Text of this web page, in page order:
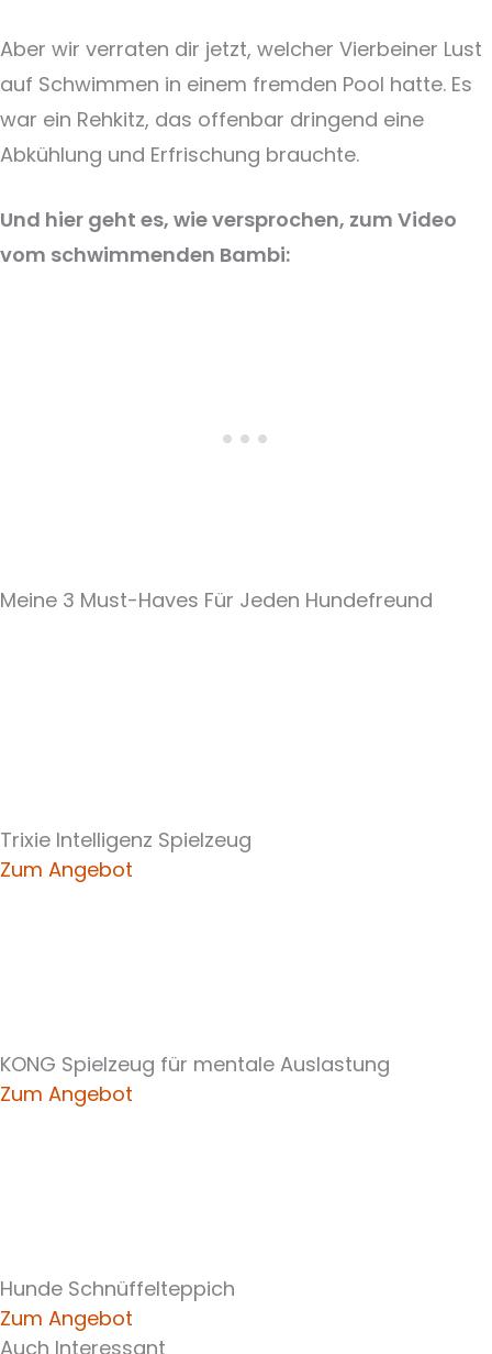
Aber wir verraten dir jetzt, welcher Vierbeiner Lust
auf Schwimmen in einem fremden Pool hatte. Es
war ein Rehkitz, das offenbar dringend eine
Abkühlung und Erfrischung brauchte.
Und hier geht es, wie versprochen, zum Video
vom schwimmenden Bambi:
Meine 3 Must-Haves Für Jeden Hundefreund​
Trixie Intelligenz Spielzeug
Zum Angebot
KONG Spielzeug für mentale Auslastung
Zum Angebot
Hunde Schnüffelteppich
Zum Angebot
Auch Interessant